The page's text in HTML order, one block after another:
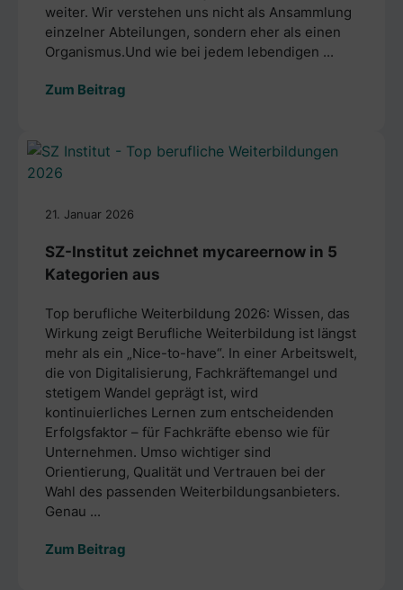
weiter. Wir verstehen uns nicht als Ansammlung
einzelner Abteilungen, sondern eher als einen
Organismus.Und wie bei jedem lebendigen ...
Zum Beitrag
21. Januar 2026
SZ-Institut zeichnet mycareernow in 5
Kategorien aus
Top berufliche Weiterbildung 2026: Wissen, das
Wirkung zeigt Berufliche Weiterbildung ist längst
mehr als ein „Nice-to-have“. In einer Arbeitswelt,
die von Digitalisierung, Fachkräftemangel und
stetigem Wandel geprägt ist, wird
kontinuierliches Lernen zum entscheidenden
Erfolgsfaktor – für Fachkräfte ebenso wie für
Unternehmen. Umso wichtiger sind
Orientierung, Qualität und Vertrauen bei der
Wahl des passenden Weiterbildungsanbieters.
Genau ...
Zum Beitrag